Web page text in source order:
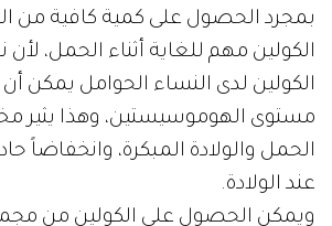
بمجرد الحصول على كمية كافية من
الكولين مهم للغاية أثناء الحمل،
الكولين لدى النساء الحوامل يمكن
مستوى الهوموسيستين، وهذا يثير
الحمل والولادة المبكرة، وانخفاضاً
عند الولادة.
ويمكن الحصول على الكولين من